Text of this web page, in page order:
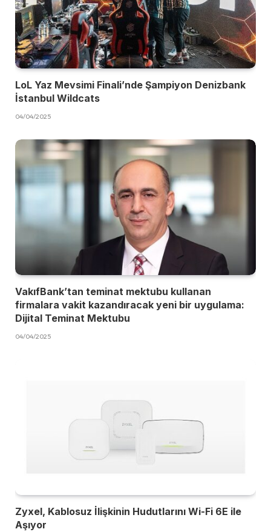
LoL Yaz Mevsimi Finali’nde Şampiyon Denizbank
İstanbul Wildcats
04/04/2025
VakıfBank’tan teminat mektubu kullanan
firmalara vakit kazandıracak yeni bir uygulama:
Dijital Teminat Mektubu
04/04/2025
Zyxel, Kablosuz İlişkinin Hudutlarını Wi-Fi 6E ile
Aşıyor